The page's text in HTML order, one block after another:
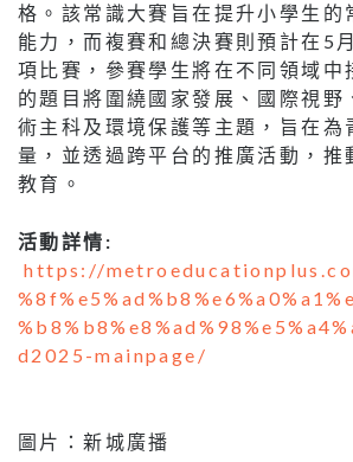
格。該常識大賽旨在提升小學生的
能力，而複賽和總決賽則預計在5
項比賽，參賽學生將在不同領域中
的題目將圍繞國家發展、國際視野
術主科及環境保護等主題，旨在為
量，並透過跨平台的推廣活動，推
教育。
活動詳情:
https://
d2025-mainpage/
圖片：新城廣播